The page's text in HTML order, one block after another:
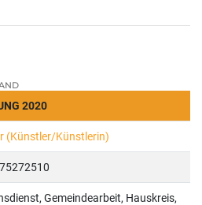
2020
(Künstler/Künstlerin)
Gemeindearbeit, Hauskreis,